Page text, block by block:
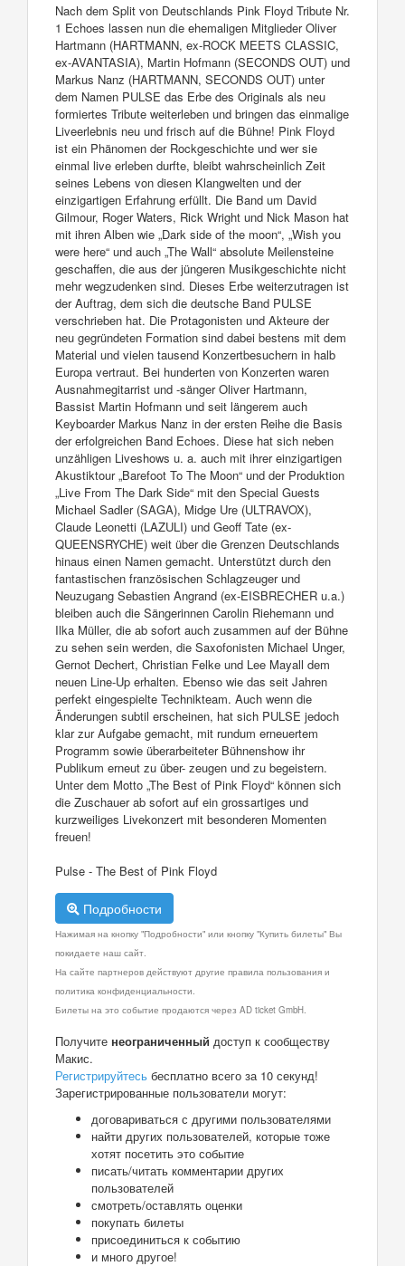
Nach dem Split von Deutschlands Pink Floyd Tribute Nr.
1 Echoes lassen nun die ehemaligen Mitglieder Oliver
Hartmann (HARTMANN, ex-ROCK MEETS CLASSIC,
ex-AVANTASIA), Martin Hofmann (SECONDS OUT) und
Markus Nanz (HARTMANN, SECONDS OUT) unter
dem Namen PULSE das Erbe des Originals als neu
formiertes Tribute weiterleben und bringen das einmalige
Liveerlebnis neu und frisch auf die Bühne! Pink Floyd
ist ein Phänomen der Rockgeschichte und wer sie
einmal live erleben durfte, bleibt wahrscheinlich Zeit
seines Lebens von diesen Klangwelten und der
einzigartigen Erfahrung erfüllt. Die Band um David
Gilmour, Roger Waters, Rick Wright und Nick Mason hat
mit ihren Alben wie „Dark side of the moon“, „Wish you
were here“ und auch „The Wall“ absolute Meilensteine
geschaffen, die aus der jüngeren Musikgeschichte nicht
mehr wegzudenken sind. Dieses Erbe weiterzutragen ist
der Auftrag, dem sich die deutsche Band PULSE
verschrieben hat. Die Protagonisten und Akteure der
neu gegründeten Formation sind dabei bestens mit dem
Material und vielen tausend Konzertbesuchern in halb
Europa vertraut. Bei hunderten von Konzerten waren
Ausnahmegitarrist und -sänger Oliver Hartmann,
Bassist Martin Hofmann und seit längerem auch
Keyboarder Markus Nanz in der ersten Reihe die Basis
der erfolgreichen Band Echoes. Diese hat sich neben
unzähligen Liveshows u. a. auch mit ihrer einzigartigen
Akustiktour „Barefoot To The Moon“ und der Produktion
„Live From The Dark Side“ mit den Special Guests
Michael Sadler (SAGA), Midge Ure (ULTRAVOX),
Claude Leonetti (LAZULI) und Geoff Tate (ex-
QUEENSRYCHE) weit über die Grenzen Deutschlands
hinaus einen Namen gemacht. Unterstützt durch den
fantastischen französischen Schlagzeuger und
Neuzugang Sebastien Angrand (ex-EISBRECHER u.a.)
bleiben auch die Sängerinnen Carolin Riehemann und
Ilka Müller, die ab sofort auch zusammen auf der Bühne
zu sehen sein werden, die Saxofonisten Michael Unger,
Gernot Dechert, Christian Felke und Lee Mayall dem
neuen Line-Up erhalten. Ebenso wie das seit Jahren
perfekt eingespielte Technikteam. Auch wenn die
Änderungen subtil erscheinen, hat sich PULSE jedoch
klar zur Aufgabe gemacht, mit rundum erneuertem
Programm sowie überarbeiteter Bühnenshow ihr
Publikum erneut zu über- zeugen und zu begeistern.
Unter dem Motto „The Best of Pink Floyd“ können sich
die Zuschauer ab sofort auf ein grossartiges und
kurzweiliges Livekonzert mit besonderen Momenten
freuen!
Pulse - The Best of Pink Floyd
Подробности
Нажимая на кнопку "Подробности" или кнопку "Купить билеты" Вы
покидаете наш сайт.
На сайте партнеров действуют другие правила пользования и
политика конфиденциальности.
Билеты на это событие продаются через AD ticket GmbH.
Получите неограниченный доступ к сообществу
Макис.
Регистрируйтесь бесплатно всего за 10 секунд!
Зарегистрированные пользователи могут:
договариваться с другими пользователями
найти других пользователей, которые тоже
хотят посетить это событие
писать/читать комментарии других
пользователей
смотреть/оставлять оценки
покупать билеты
присоединиться к событию
и много другое!